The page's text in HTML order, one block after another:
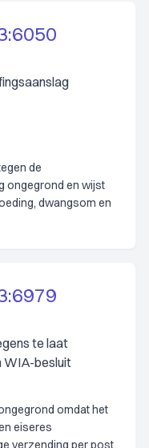
de
ongegrond en wijst
dwangsom en
te laat
WIA-besluit
omdat het
eiseres
verzending per post.